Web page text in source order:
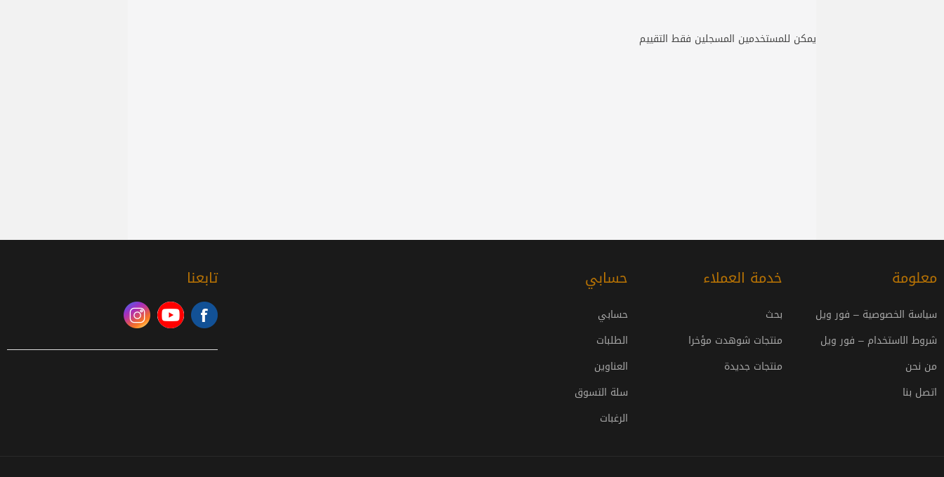
يمكن للمستخدمين المسجلين فقط التقييم
معلومة
سياسة الخصوصية – فور ويل
شروط الاستخدام – فور ويل
من نحن
اتصل بنا
خدمة العملاء
بحث
منتجات شوهدت مؤخرا
منتجات جديدة
حسابي
حسابي
الطلبات
العناوين
سلة التسوق
الرغبات
تابعنا